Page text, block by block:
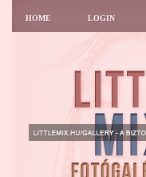
HOME LOGIN